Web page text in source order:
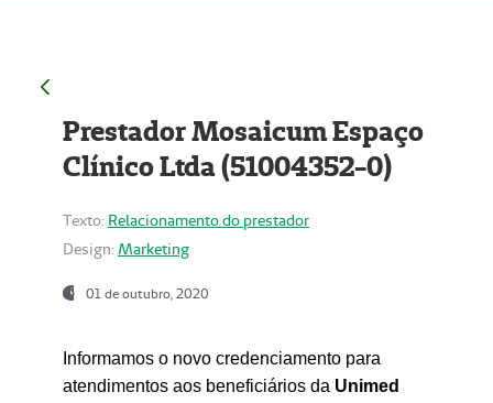
Prestador Mosaicum Espaço
Clínico Ltda (51004352-0)
Texto: Relacionamento do prestador
Design: Marketing
01 de outubro, 2020
Informamos o novo credenciamento para
atendimentos aos beneficiários da Unimed